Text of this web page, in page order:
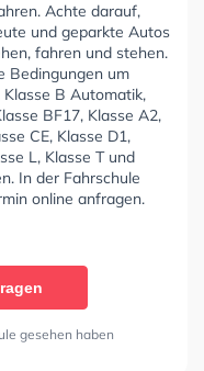
Achte darauf,
und geparkte Autos
fahren und stehen.
Bedingungen um
Klasse B Automatik,
BF17, Klasse A2,
CE, Klasse D1,
L, Klasse T und
In der Fahrschule
online anfragen.
gesehen haben